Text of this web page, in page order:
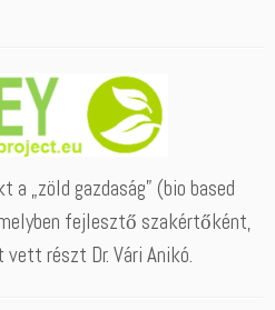
„zöld gazdaság” (bio based
fejlesztő szakértőként,
részt Dr. Vári Anikó.